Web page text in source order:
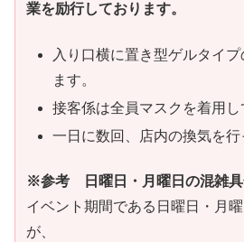
業を励行しております。
入り口横に置き型ゲルタイ
ます。
接客係は全員マスクを着用し
一日に数回、店内の換気を行
※参考 日曜日・月曜日の混雑具
イベント期間である日曜日・月
が、